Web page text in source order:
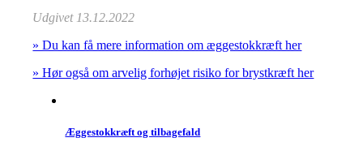
Udgivet 13.12.2022
» Du kan få mere information om æggestokkræft her
» Hør også om arvelig forhøjet risiko for brystkræft her
Æggestokkræft og tilbagefald